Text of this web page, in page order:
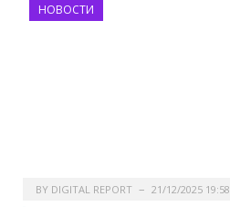
НОВОСТИ
BY DIGITAL REPORT 21/12/2025 19:58